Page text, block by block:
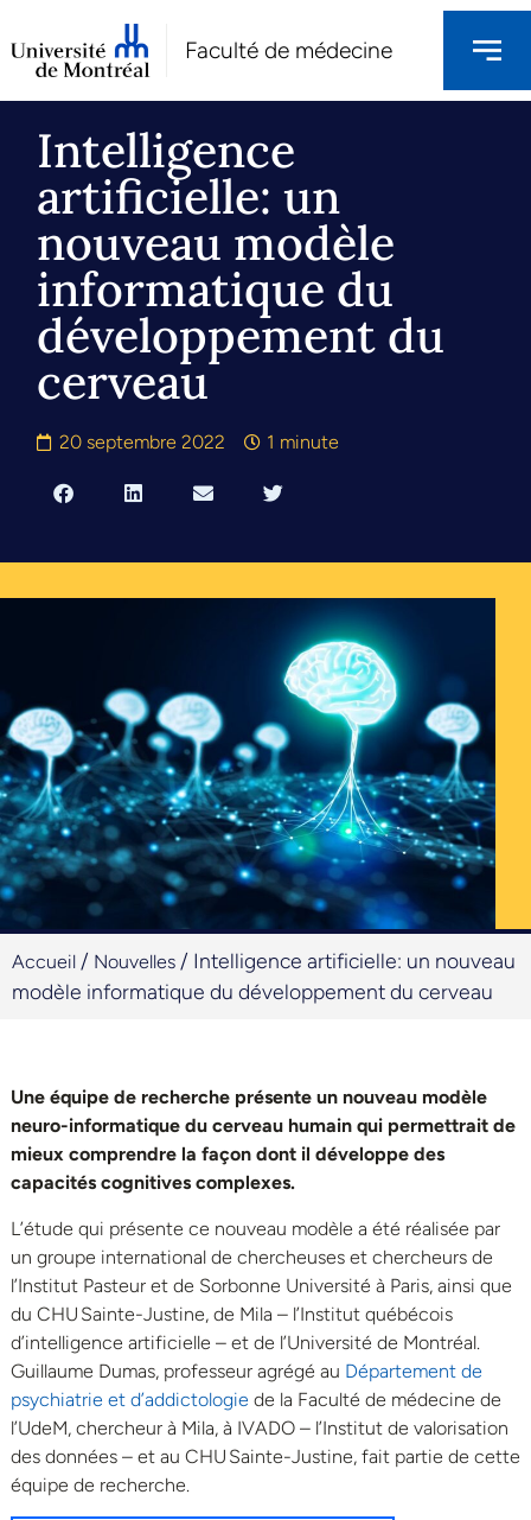
Faculté de médecine
Intelligence
artificielle: un
nouveau modèle
informatique du
développement du
cerveau
20 septembre 2022 1 minute
Accueil / Nouvelles / Intelligence artificielle: un nouveau
modèle informatique du développement du cerveau
Une équipe de recherche présente un nouveau modèle
neuro-informatique du cerveau humain qui permettrait de
mieux comprendre la façon dont il développe des
capacités cognitives complexes.
L’étude qui présente ce nouveau modèle a été réalisée par
un groupe international de chercheuses et chercheurs de
l’Institut Pasteur et de Sorbonne Université à Paris, ainsi que
du CHU Sainte-Justine, de Mila – l’Institut québécois
d’intelligence artificielle – et de l’Université de Montréal.
Guillaume Dumas, professeur agrégé au Département de
psychiatrie et d’addictologie de la Faculté de médecine de
l’UdeM, chercheur à Mila, à IVADO – l’Institut de valorisation
des données – et au CHU Sainte-Justine, fait partie de cette
équipe de recherche.